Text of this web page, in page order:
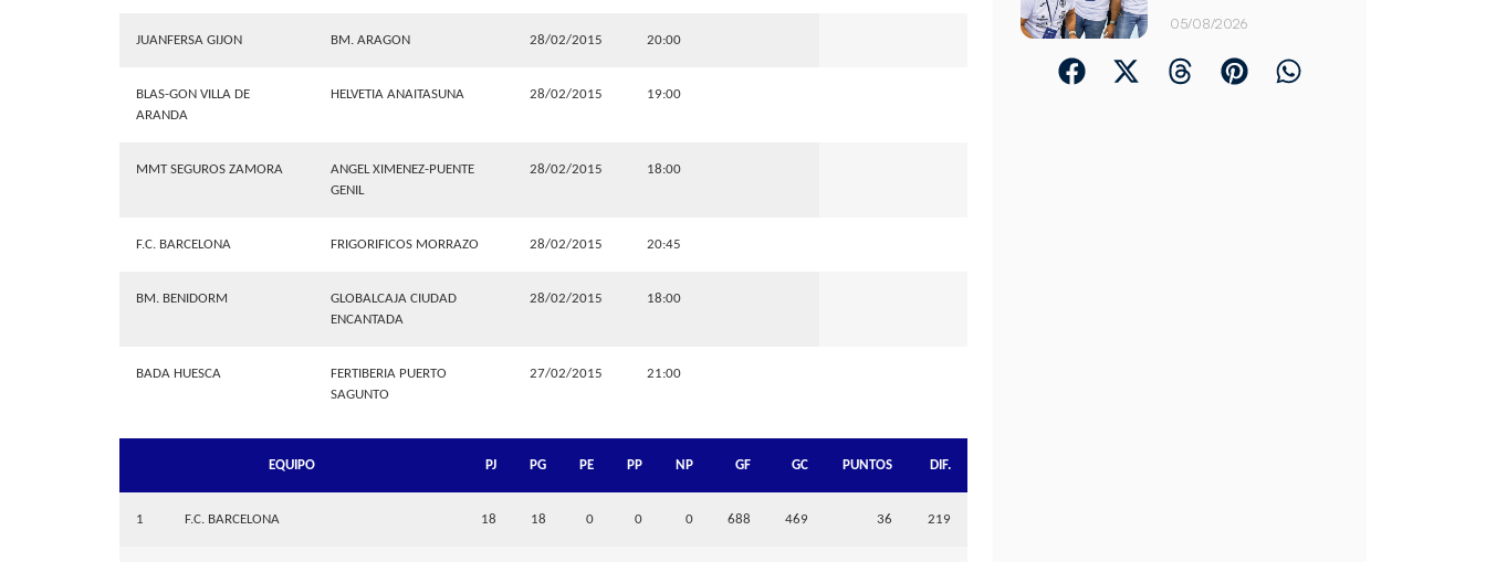
JUANFERSA GIJON BM. ARAGON 28/02/2015 20:00
BLAS-GON VILLA DE
ARANDA
HELVETIA ANAITASUNA 28/02/2015 19:00
MMT SEGUROS ZAMORA
ANGEL XIMENEZ-PUENTE
GENIL
28/02/2015 18:00
F.C. BARCELONA FRIGORIFICOS MORRAZO 28/02/2015 20:45
BM. BENIDORM
GLOBALCAJA CIUDAD
ENCANTADA
28/02/2015 18:00
BADA HUESCA
FERTIBERIA PUERTO
SAGUNTO
27/02/2015 21:00
EQUIPO PJ PG PE PP NP GF GC PUNTOS DIF.
1 F.C. BARCELONA 18 18 0 0 0 688 469 36 219
05/08/2026